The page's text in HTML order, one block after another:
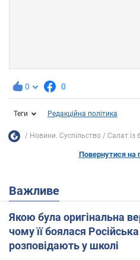
0 0
Теги Редакційна політика
Новини. Суспільство Салат із
Повернутися на
Важливе
Якою була оригінальна
чому її боялася
розповідають у школі